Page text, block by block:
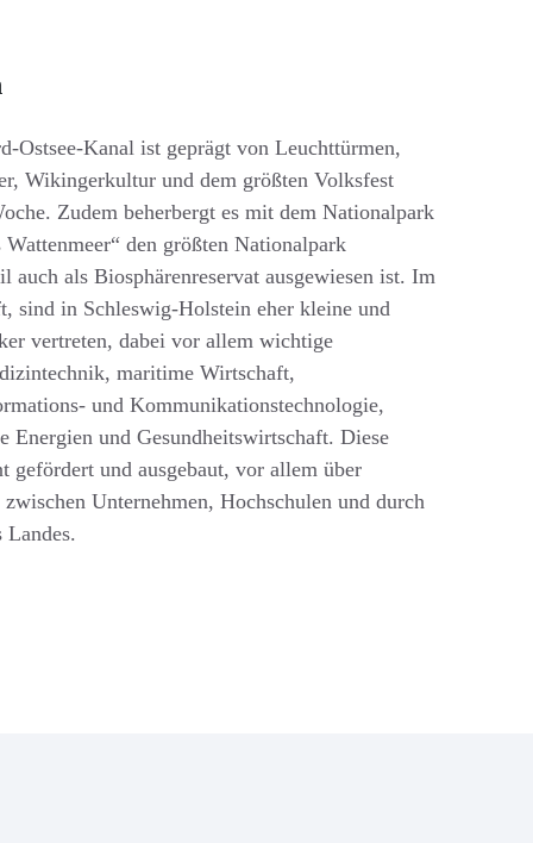
Ostsee-Kanal ist geprägt von Leuchttürmen,
Wikingerkultur und dem größten Volksfest
Zudem beherbergt es mit dem Nationalpark
den größten Nationalpark
auch als Biosphärenreservat ausgewiesen ist. Im
sind in Schleswig-Holstein eher kleine und
vertreten, dabei vor allem wichtige
maritime Wirtschaft,
und Kommunikationstechnologie,
Energien und Gesundheitswirtschaft. Diese
gefördert und ausgebaut, vor allem über
Unternehmen, Hochschulen und durch
Landes.